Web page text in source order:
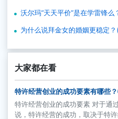
沃尔玛“天天平价”是在学雷锋么
为什么说拜金女的婚姻更稳定
大家都在看
特许经营创业的成功要素有哪些
绍
特许经营创业的成功要素 对于通过特许经营进行扩张的企业来
说，特许经营的成功，取决于特